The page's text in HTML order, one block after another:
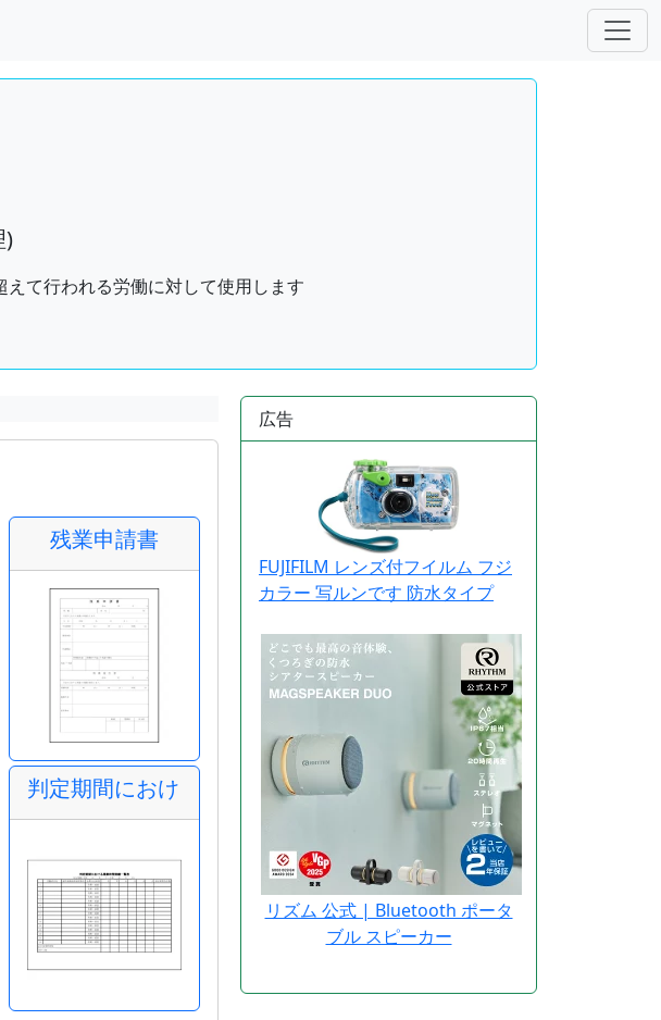
)
て行われる労働に対して使用します
残業申請書
申請書
判定期間における残業時間実績一覧表
広告
FUJIFILM レンズ付フイルム フジ
カラー 写ルンです 防水タイプ
リズム 公式 | Bluetooth ポータ
ブル スピーカー